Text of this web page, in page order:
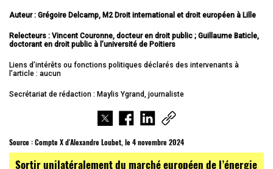
Auteur : Grégoire Delcamp, M2 Droit international et droit européen à Lille
Relecteurs : Vincent Couronne, docteur en droit public ; Guillaume Baticle,
doctorant en droit public à l’université de Poitiers
Liens d’intérêts ou fonctions politiques déclarés des intervenants à
l’article : aucun
Secrétariat de rédaction : Maylis Ygrand, journaliste
Source :Compte X d'Alexandre Loubet, le 4 novembre 2024
Sortir unilatéralement du marché européen de l’énergie